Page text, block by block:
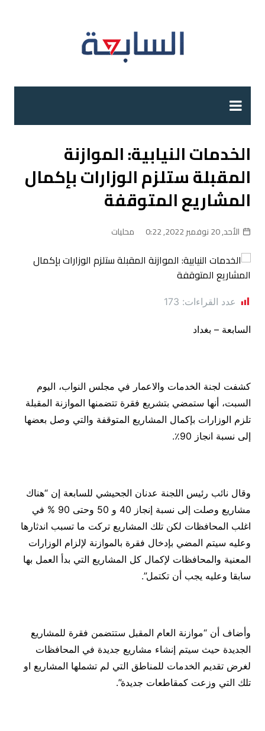
الخدمات النيابية: الموازنة
المقبلة ستلزم الوزارات بإكمال
المشاريع المتوقفة
الأحد, 20 نوفمبر 2022, 0:22 محليات
عدد القراءات: 173
السابعة – بغداد
كشفت لجنة الخدمات والاعمار في مجلس النواب، اليوم
السبت، أنها ستمضي بتشريع فقرة تتضمنها الموازنة المقبلة
تلزم الوزارات بإكمال المشاريع المتوقفة والتي وصل بعضها
إلى نسبة انجاز 90٪.
وقال نائب رئيس اللجنة عدنان الجحيشي للسابعة إن “هناك
مشاريع وصلت إلى نسبة إنجاز 40 و 50 وحتى 90 % في
اغلب المحافظات لكن تلك المشاريع تركت ما تسبب اندثارها
وعليه سيتم المضي بإدخال فقرة بالموازنة لإلزام الوزارات
المعنية والمحافظات لإكمال كل المشاريع التي بدأ العمل بها
سابقا وعليه يجب أن تكتمل”.
وأضاف أن “موازنة العام المقبل ستتضمن فقرة للمشاريع
الجديدة حيث سيتم إنشاء مشاريع جديدة في المحافظات
لغرض تقديم الخدمات للمناطق التي لم تشملها المشاريع او
تلك التي وزعت كمقاطعات جديدة”.